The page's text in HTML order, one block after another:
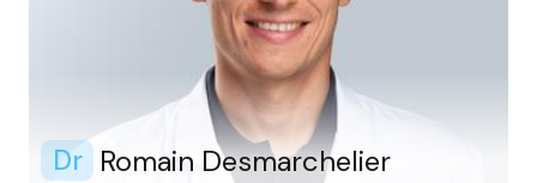
Dr Romain Desmarchelier